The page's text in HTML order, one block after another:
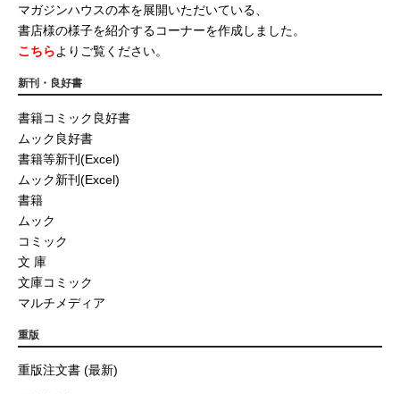
マガジンハウスの本を展開いただいている、
書店様の様子を紹介するコーナーを作成しました。
こちらよりご覧ください。
新刊・良好書
書籍コミック良好書
ムック良好書
書籍等新刊(Excel)
ムック新刊(Excel)
書籍
ムック
コミック
文 庫
文庫コミック
マルチメディア
重版
重版注文書 (最新)